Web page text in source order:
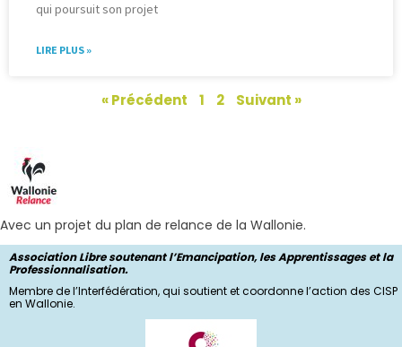
qui poursuit son projet
LIRE PLUS »
« Précédent 1 2 Suivant »
Avec un projet du plan de relance de la Wallonie.
Association Libre soutenant l’Emancipation, les Apprentissages et la
Professionnalisation.
Membre de l’Interfédération, qui soutient et coordonne l’action des CISP
en Wallonie.